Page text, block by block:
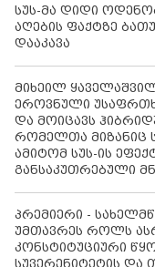
სუს-მა დიდი
აღების ფაქტზე
დააკავა
მიხეილ
ეროვნული
და მოიცავს
რომელთა მიზანიც
ამიტომ სუს-ის
განსაკუთრებული
პრემიერი -
უმთავრეს როლს
კონსტიტუციური
სუვერენიტეტის